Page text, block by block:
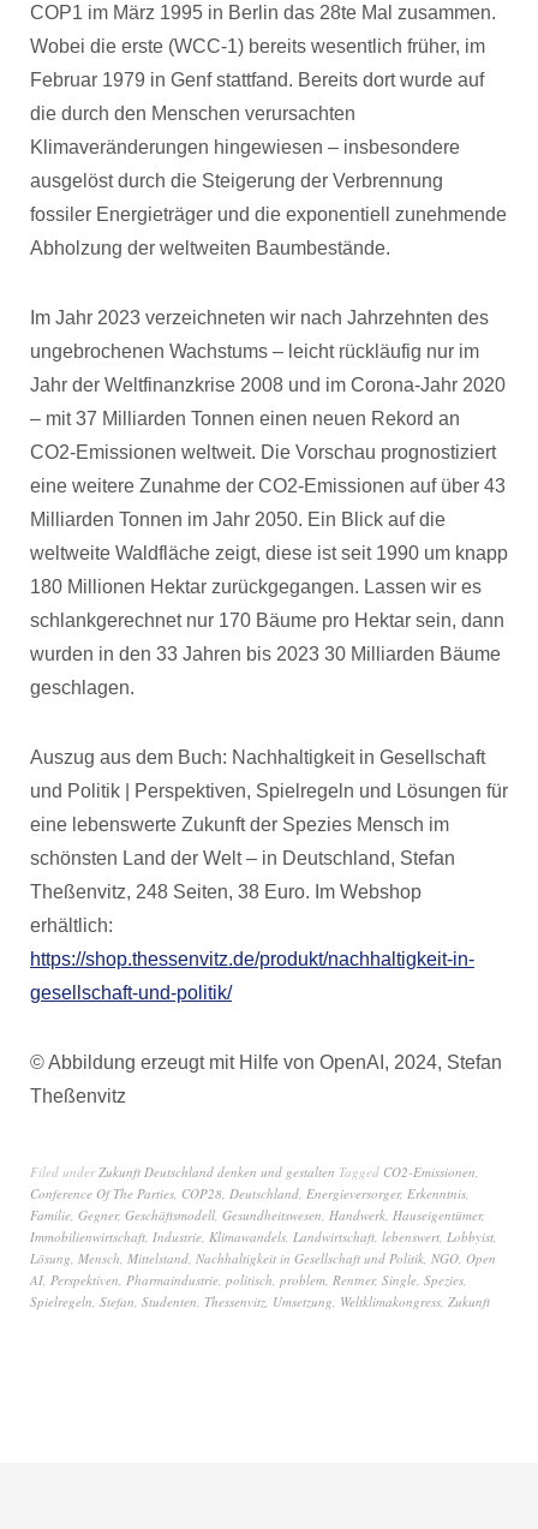
COP1 im März 1995 in Berlin das 28te Mal zusammen.
Wobei die erste (WCC-1) bereits wesentlich früher, im
Februar 1979 in Genf stattfand. Bereits dort wurde auf
die durch den Menschen verursachten
Klimaveränderungen hingewiesen – insbesondere
ausgelöst durch die Steigerung der Verbrennung
fossiler Energieträger und die exponentiell zunehmende
Abholzung der weltweiten Baumbestände.
Im Jahr 2023 verzeichneten wir nach Jahrzehnten des
ungebrochenen Wachstums – leicht rückläufig nur im
Jahr der Weltfinanzkrise 2008 und im Corona-Jahr 2020
– mit 37 Milliarden Tonnen einen neuen Rekord an
CO2-Emissionen weltweit. Die Vorschau prognostiziert
eine weitere Zunahme der CO2-Emissionen auf über 43
Milliarden Tonnen im Jahr 2050. Ein Blick auf die
weltweite Waldfläche zeigt, diese ist seit 1990 um knapp
180 Millionen Hektar zurückgegangen. Lassen wir es
schlankgerechnet nur 170 Bäume pro Hektar sein, dann
wurden in den 33 Jahren bis 2023 30 Milliarden Bäume
geschlagen.
Auszug aus dem Buch: Nachhaltigkeit in Gesellschaft
und Politik | Perspektiven, Spielregeln und Lösungen für
eine lebenswerte Zukunft der Spezies Mensch im
schönsten Land der Welt – in Deutschland, Stefan
Theßenvitz, 248 Seiten, 38 Euro. Im Webshop
erhältlich:
https://shop.thessenvitz.de/produkt/nachhaltigkeit-in-
gesellschaft-und-politik/
© Abbildung erzeugt mit Hilfe von OpenAI, 2024, Stefan
Theßenvitz
Filed underZukunft Deutschland denken und gestalten Tagged CO2-Emissionen,
Conference Of The Parties, COP28, Deutschland, Energieversorger, Erkenntnis,
Familie, Gegner, Geschäftsmodell, Gesundheitswesen, Handwerk, Hauseigentümer,
Immobilienwirtschaft, Industrie, Klimawandels, Landwirtschaft, lebenswert, Lobbyist,
Lösung, Mensch, Mittelstand, Nachhaltigkeit in Gesellschaft und Politik, NGO, Open
AI, Perspektiven, Pharmaindustrie, politisch, problem, Rentner, Single, Spezies,
Spielregeln, Stefan, Studenten, Thessenvitz, Umsetzung, Weltklimakongress, Zukunft